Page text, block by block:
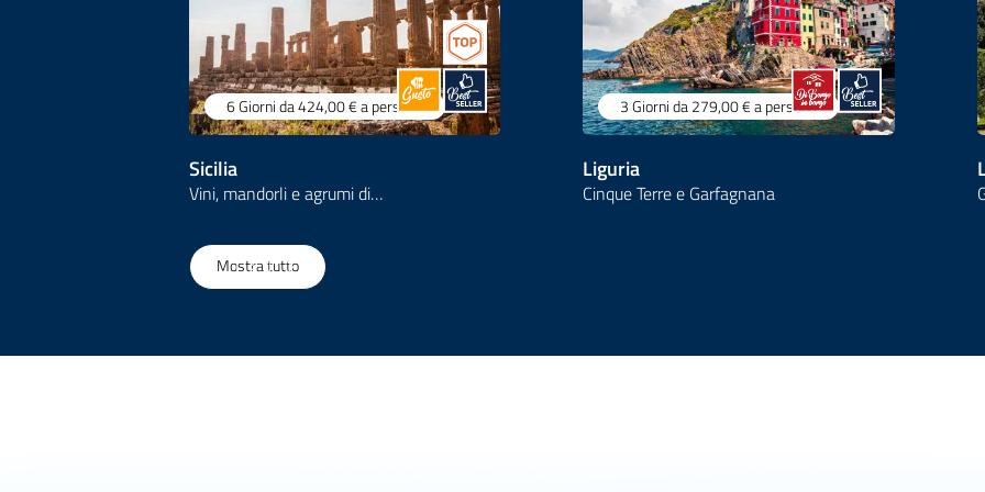
6 Giornida 424,00 €a persona
Sicilia
Vini, mandorli e agrumi di…
3 Giornida 279,00 €a persona
Liguria
Cinque Terre e Garfagnana
1 157
Mostra tutto